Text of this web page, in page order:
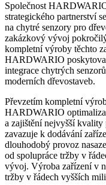
Společnost
strategického partnerství
na chytré senzory pro
zakázkový vývoj
kompletní výroby těchto
HARDWARIO
integrace chytrých
moderních dřevostaveb.
Převzetím kompletní
HARDWARIO
a zajištění nejvyšší
zavazuje k dodávání
dlouhodobý provoz
od spolupráce tržby v
vývoj. Výroba zařízení v
tržby v řádech vyšších